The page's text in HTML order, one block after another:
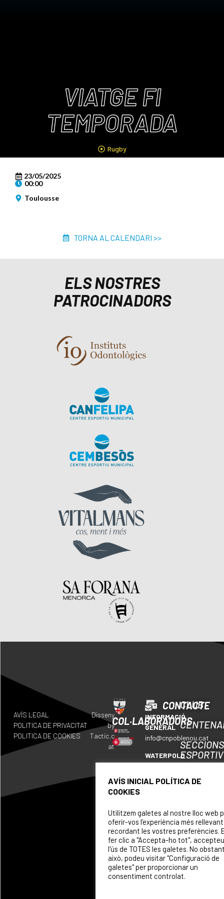
VIATGE FI
TEMPORADA
Rugby
23/05/2025
00:00
Toulousse
TORNA AL CALENDARI >>
ELS NOSTRES
PATROCINADORS
COL·LABORADORS
CONTACTE
INFORMACIÓ
GENERAL
info@cnpoblenou.cat
WATERPOLO
RUGBY
NATACIÓ
ARTÍSTICA
CLUB
SECCIONS
AVÍS LEGAL
POLITICA DE PRIVACITAT
POLITICA DE COOKIES
Disseny
by
Tactic.c
at
AVÍS INICIAL POLÍTICA DE
COOKIES
Utilitzem galetes al nostre lloc web
oferir-vos l’experiència més rellevant
recordant les vostres preferències.
fer clic a "Accepta-ho tot", accepteu
l'ús de TOTES les galetes. No
això, podeu visitar "Configuració de
galetes" per proporcionar un
consentiment controlat.